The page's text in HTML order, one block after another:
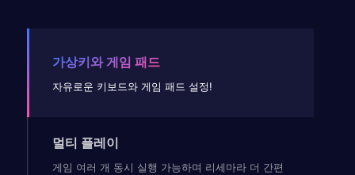
가상키와 게임 패드
자유로운 키보드와 게임 패드 설정!
멀티 플레이
게임 여러 개 동시 실행 가능하며 리세마라 더 간편